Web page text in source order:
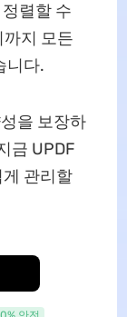
렬할 수
지 모든
니다.
을 보장하
금 UPDF
관리할